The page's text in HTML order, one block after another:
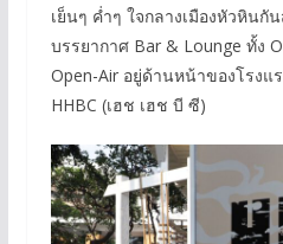
เย็นๆ ค่ำๆ ใจกลางเมืองหัวหินกั
บรรยากาศ Bar & Lounge ทั้ง
Open-Air อยู่ด้านหน้าของโรงแ
HHBC (เฮช เฮช บี ซี)